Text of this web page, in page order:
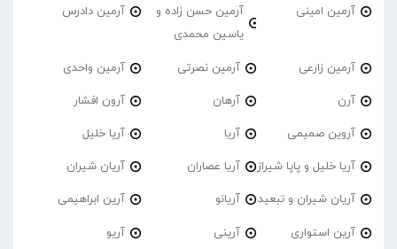
آرمین امینی
آرمین حسن زاده و
یاسین محمدی
آرمین دادرس
آرمین زارعی آرمین نصرتی آرمین واحدی
آرن آرهان آرون افشار
آروین صمیمی آریا آریا خلیل
آریا خلیل و پاپا شیراز آریا عصاران آریان شیران
آریان شیران و تبعید آریانو آرین ابراهیمی
آرین استواری آرینی آریو